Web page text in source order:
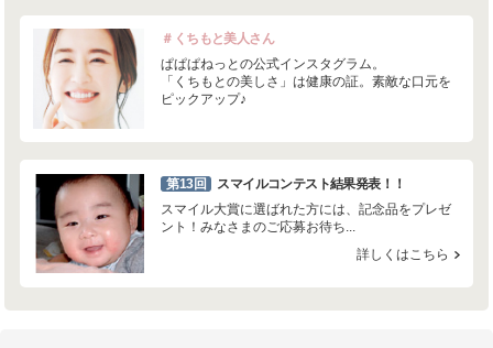
＃くちもと美人さん
ぱぱぱねっとの公式インスタグラム。
「くちもとの美しさ」は健康の証。素敵な口元を
ピックアップ♪
第13回
スマイルコンテスト結果発表！！
スマイル大賞に選ばれた方には、記念品をプレゼ
ント！みなさまのご応募お待ち...
詳しくはこちら